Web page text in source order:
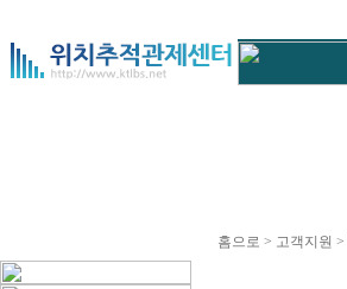
홈으로 > 고객지원 >